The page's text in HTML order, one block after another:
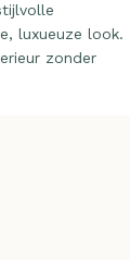
luxueuze look.
zonder